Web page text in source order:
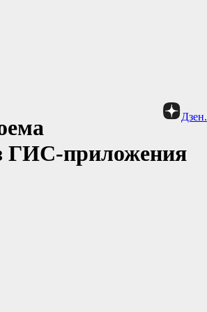
ГИС-приложения